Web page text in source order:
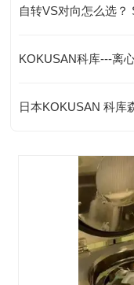
KOKUSAN科库---离